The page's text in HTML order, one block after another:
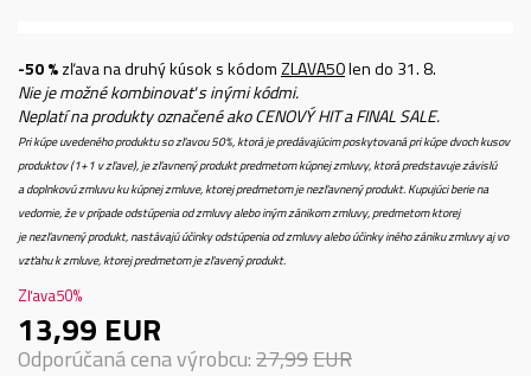
-50 %zľava na druhý kúsok s kódomZLAVA50len do 31. 8.
Nie je možné kombinovať s inými kódmi.
Neplatí na produkty označené ako CENOVÝ HIT a FINAL SALE.
Pri kúpe uvedeného produktu so zľavou 50%, ktorá je predávajúcim poskytovaná pri kúpe dvoch kusov
produktov (1+1 v zľave), je zľavnený produkt predmetom kúpnej zmluvy, ktorá predstavuje závislú
a doplnkovú zmluvu ku kúpnej zmluve, ktorej predmetom je nezľavnený produkt. Kupujúci berie na
vedomie, že v prípade odstúpenia od zmluvy alebo iným zánikom zmluvy, predmetom ktorej
je nezľavnený produkt, nastávajú účinky odstúpenia od zmluvy alebo účinky iného zániku zmluvy aj vo
vzťahu k zmluve, ktorej predmetom je zľavený produkt.
Zľava50%
13,99 EUR
Odporúčaná cena výrobcu:27,99EUR